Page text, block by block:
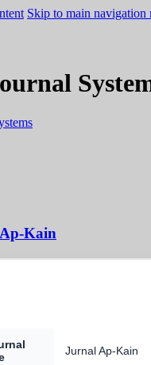
Skip to main navigation
Kain
Jurnal Ap-Kain